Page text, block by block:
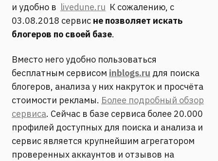
и удобно в livedune.ru К сожалению, с
03.08.2018 сервис не позволяет искать
блогеров по своей базе.
Вместо него удобно пользоваться
бесплатным сервисом inblogs.ru для поиска
блогеров, анализа у них накруток и просчёта
стоимости рекламы. Более подробный обзор
сервиса. Сейчас в базе сервиса более 20.000
профилей доступных для поиска и анализа и
сервис является крупнейшим агрегатором
проверенных аккаунтов и отзывов на